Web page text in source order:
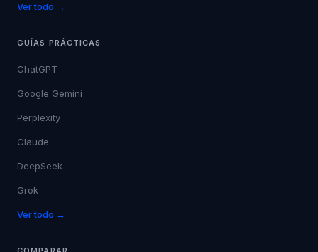
Ver todo →
GUÍAS PRÁCTICAS
ChatGPT
Google Gemini
Perplexity
Claude
DeepSeek
Grok
Ver todo →